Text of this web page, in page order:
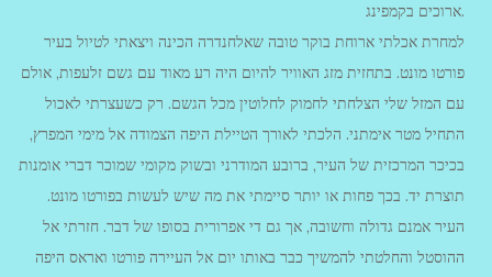
ארוכים בקמפינג.
למחרת אכלתי ארוחת בוקר טובה שאלחנדרה הכינה ויצאתי לטיול בעיר
פורטו מונט. בתחזית מזג האוויר להיום היה רע מאוד עם גשם זלעפות, אולם
עם המזל שלי הצלחתי לחמוק לחלוטין מכל הגשם. רק כשעצרתי לאכול
התחיל מטר אימתני. הלכתי לאורך הטיילת היפה הצמודה אל מימי המפרץ,
בכיכר המרכזית של העיר, ברובע המודרני ובשוק מקומי שמוכר דברי אומנות
תוצרת יד. בכך פחות או יותר סיימתי את מה שיש לעשות בפורטו מונט.
העיר אמנם גדולה וחשובה, אך גם די אפרורית בסופו של דבר. חזרתי אל
ההוסטל והחלטתי להמשיך כבר באותו יום אל העיירה פורטו ואראס היפה